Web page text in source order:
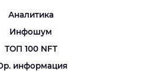
Аналитика
Инфошум
ТОП 100 NFT
информация